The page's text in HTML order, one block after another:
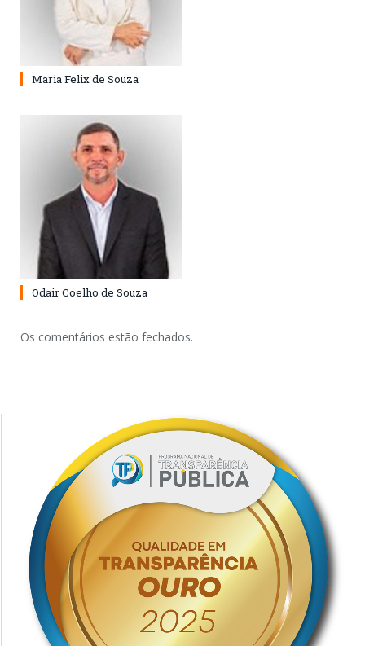
Maria Felix de Souza
Odair Coelho de Souza
Os comentários estão fechados.